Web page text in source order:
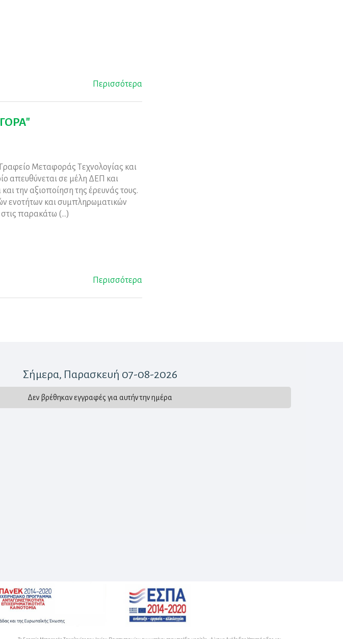
Περισσότερα
Μεταφοράς Τεχνολογίας και
απευθύνεται σε μέλη ΔΕΠ και
την αξιοποίηση της έρευνάς τους.
ενοτήτων και συμπληρωματικών
παρακάτω (...)
Περισσότερα
Σήμερα, Παρασκευή 07-08-2026
Δεν βρέθηκαν εγγραφές για αυτήν την ημέρα